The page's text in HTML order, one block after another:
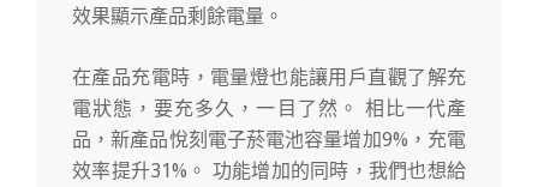
效果顯示產品剩餘電量。
在產品充電時，電量燈也能讓用戶直觀了解充
電狀態，要充多久，一目了然。 相比一代產
品，新產品悅刻電子菸電池容量增加9%，充電
效率提升31%。 功能增加的同時，我們也想給